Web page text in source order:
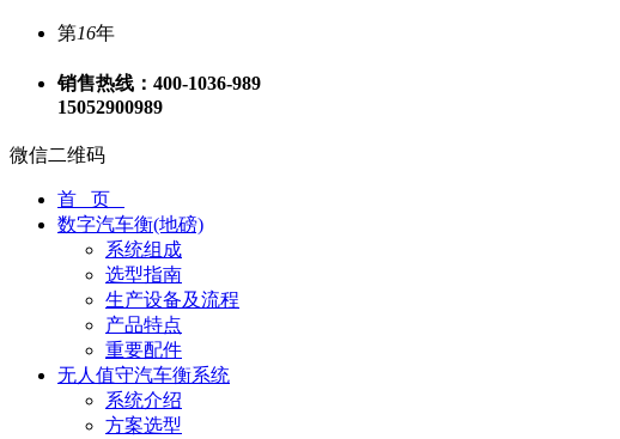
第16年
销售热线： 400-1036-989
15052900989
微信二维码
首 页
数字汽车衡(地磅)
系统组成
选型指南
生产设备及流程
产品特点
重要配件
无人值守汽车衡系统
系统介绍
方案选型